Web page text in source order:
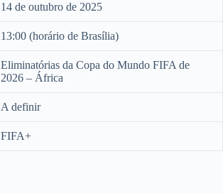
14 de outubro de 2025
13:00 (horário de Brasília)
Eliminatórias da Copa do Mundo FIFA de
2026 – África
A definir
FIFA+